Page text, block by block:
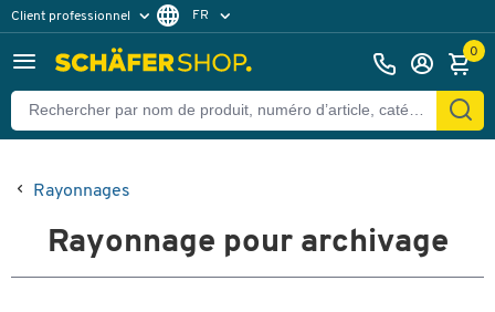
Client professionnel
Client particulier
FR
0
Rayonnages
Rayonnage pour archivage